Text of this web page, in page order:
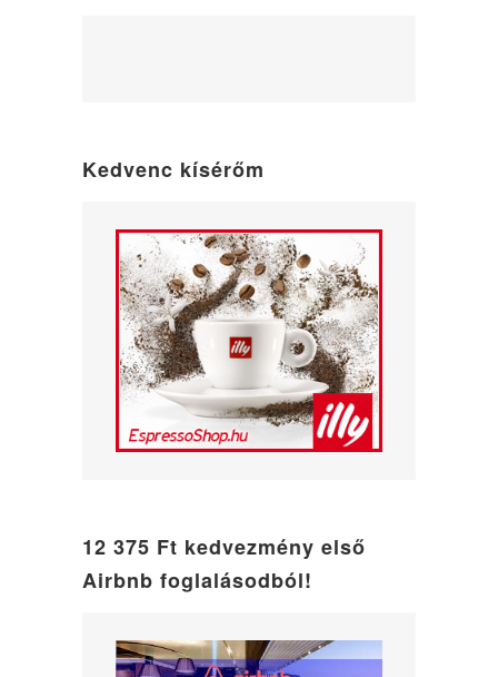
Kedvenc kísérőm
12 375 Ft kedvezmény első
Airbnb foglalásodból!